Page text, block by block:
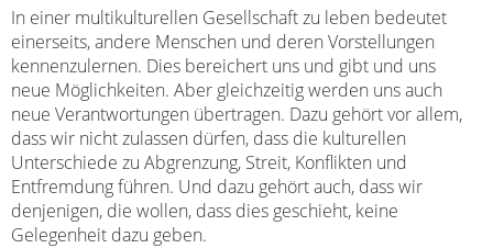
In einer multikulturellen Gesellschaft zu leben bedeutet
einerseits, andere Menschen und deren Vorstellungen
kennenzulernen. Dies bereichert uns und gibt und uns
neue Möglichkeiten. Aber gleichzeitig werden uns auch
neue Verantwortungen übertragen. Dazu gehört vor allem,
dass wir nicht zulassen dürfen, dass die kulturellen
Unterschiede zu Abgrenzung, Streit, Konflikten und
Entfremdung führen. Und dazu gehört auch, dass wir
denjenigen, die wollen, dass dies geschieht, keine
Gelegenheit dazu geben.